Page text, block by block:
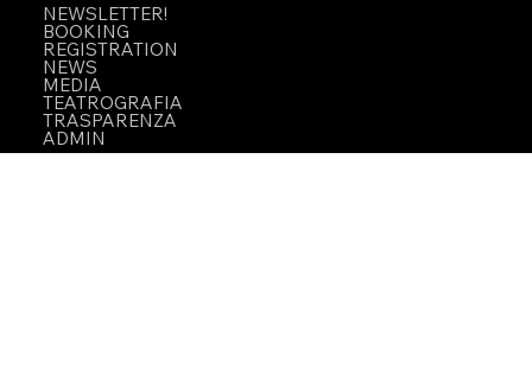
NEWSLETTER!
BOOKING
REGISTRATION
NEWS
MEDIA
TEATROGRAFIA
TRASPARENZA
ADMIN